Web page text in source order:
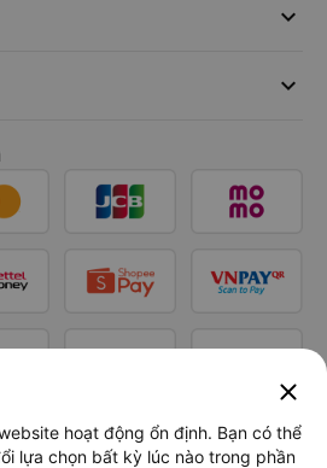
keyboard_arrow_down
keyboard_arrow_down
close
hoạt động ổn định. Bạn có thể
lựa chọn bất kỳ lúc nào trong phần